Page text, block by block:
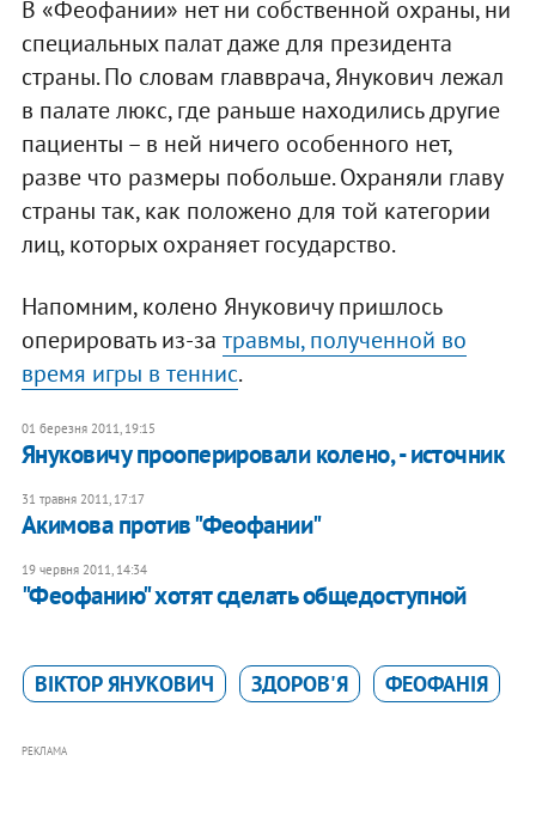
В «Феофании» нет ни собственной охраны, ни
специальных палат даже для президента
страны. По словам главврача, Янукович лежал
в палате люкс, где раньше находились другие
пациенты – в ней ничего особенного нет,
разве что размеры побольше. Охраняли главу
страны так, как положено для той категории
лиц, которых охраняет государство.
Напомним, колено Януковичу пришлось
оперировать из-за травмы, полученной во
время игры в теннис.
01 березня 2011, 19:15
Януковичу прооперировали колено, - источник
31 травня 2011, 17:17
Акимова против "Феофании"
19 червня 2011, 14:34
"Феофанию" хотят сделать общедоступной
ВІКТОР ЯНУКОВИЧ ЗДОРОВ'Я ФЕОФАНІЯ
РЕКЛАМА